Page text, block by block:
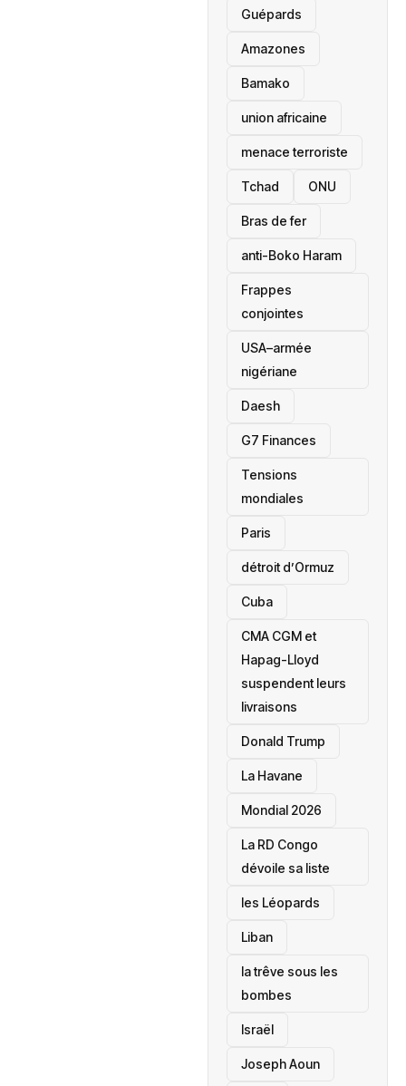
Guépards
Amazones
Bamako
union africaine
menace terroriste
‎Tchad ONU
Bras de fer
anti-Boko Haram
Frappes
conjointes
USA–armée
nigériane
Daesh
‎G7 Finances
Tensions
mondiales
Paris
détroit d’Ormuz
‎Cuba
CMA CGM et
Hapag-Lloyd
suspendent leurs
livraisons
Donald Trump
La Havane
Mondial 2026
La RD Congo
dévoile sa liste
les Léopards
‎Liban
la trêve sous les
bombes
Israël
Joseph Aoun